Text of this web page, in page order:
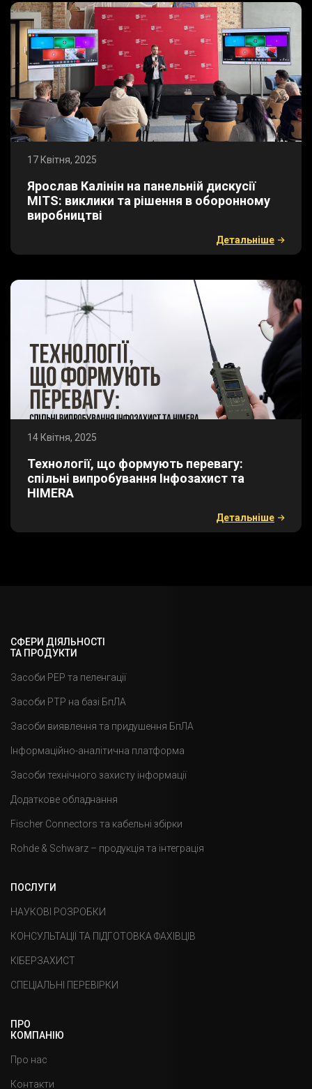
17 Квітня, 2025
​Ярослав Калінін на панельній дискусії
MITS: виклики та рішення в оборонному
виробництві
Детальнiше
14 Квітня, 2025
​Технології, що формують перевагу:
спільні випробування Інфозахист та
HIMERA
Детальнiше
СФЕРИ ДІЯЛЬНОСТІ
ТА ПРОДУКТИ
Засоби РЕР та пеленгації
Засоби РТР на базі БпЛА
Засоби виявлення та придушення БпЛА
Інформаційно-аналітична платформа
Засоби технічного захисту інформації
Додаткове обладнання
Fischer Connectors та кабельні збірки
Rohde & Schwarz – продукція та інтеграція
ПОСЛУГИ
НАУКОВІ РОЗРОБКИ
КОНСУЛЬТАЦІЇ ТА ПІДГОТОВКА ФАХІВЦІВ
КІБЕРЗАХИСТ
СПЕЦІАЛЬНІ ПЕРЕВІРКИ
ПРО
КОМПАНІЮ
Про нас
Контакти